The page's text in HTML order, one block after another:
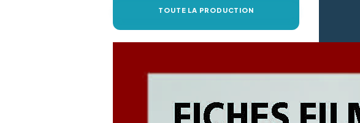
TOUTE LA PRODUCTION